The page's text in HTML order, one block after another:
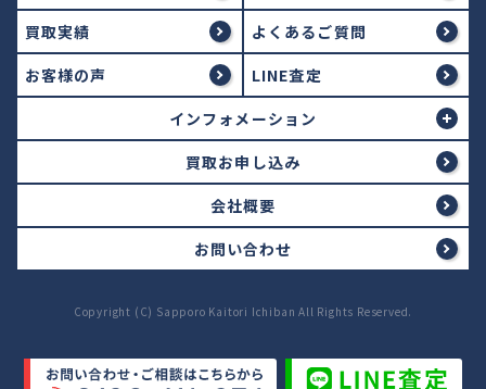
買取実績
よくあるご質問
お客様の声
LINE査定
インフォメーション
買取お申し込み
会社概要
お問い合わせ
Copyright (C) Sapporo Kaitori Ichiban All Rights Reserved.